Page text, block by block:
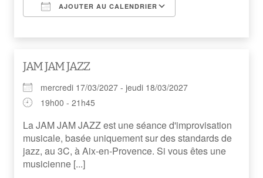
AJOUTER AU CALENDRIER
JAM JAM JAZZ
mercredi 17/03/2027 - jeudi 18/03/2027
19h00 - 21h45
La JAM JAM JAZZ est une séance d'improvisation
musicale, basée uniquement sur des standards de
jazz, au 3C, à Aix-en-Provence. Si vous êtes une
musicienne [...]